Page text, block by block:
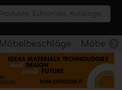
Möbelbeschläge